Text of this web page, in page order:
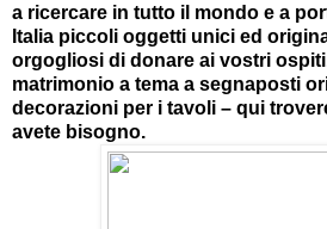
a ricercare in tutto il mondo e a
Italia piccoli oggetti unici ed
orgogliosi di donare ai vostri
matrimonio a tema a segnaposti
decorazioni per i tavoli – qui
avete bisogno.